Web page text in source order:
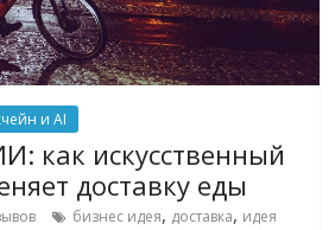
и AI
как искусственный
доставку еды
бизнес идея, доставка, идея